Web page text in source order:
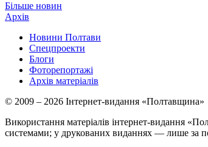
Більше новин
Архів
Новини Полтави
Спецпроекти
Блоги
Фоторепортажі
Архів матеріалів
© 2009 – 2026 Інтернет-видання «Полтавщина»
Використання матеріалів інтернет-видання
системами; у друкованих виданнях — лише за